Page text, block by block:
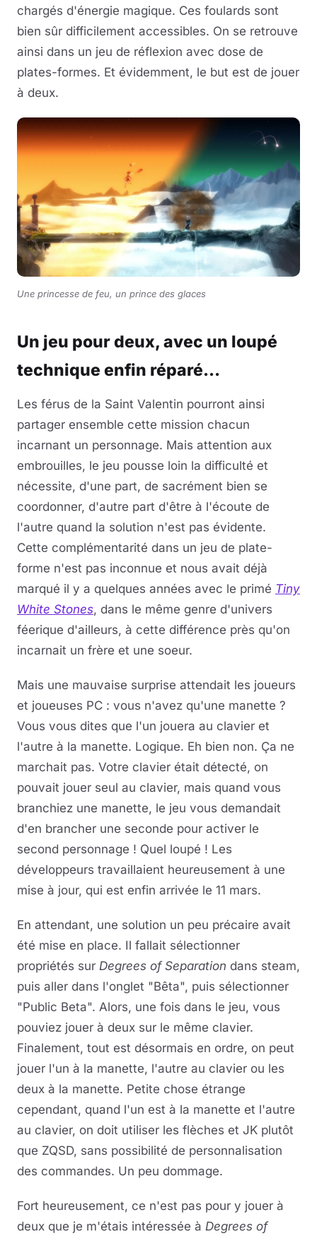
chargés d'énergie magique. Ces foulards sont
bien sûr difficilement accessibles. On se retrouve
ainsi dans un jeu de réflexion avec dose de
plates-formes. Et évidemment, le but est de jouer
à deux.
Une princesse de feu, un prince des glaces
Un jeu pour deux, avec un loupé
technique enfin réparé...
Les férus de la Saint Valentin pourront ainsi
partager ensemble cette mission chacun
incarnant un personnage. Mais attention aux
embrouilles, le jeu pousse loin la difficulté et
nécessite, d'une part, de sacrément bien se
coordonner, d'autre part d'être à l'écoute de
l'autre quand la solution n'est pas évidente.
Cette complémentarité dans un jeu de plate-
forme n'est pas inconnue et nous avait déjà
marqué il y a quelques années avec le primé Tiny
White Stones, dans le même genre d'univers
féerique d'ailleurs, à cette différence près qu'on
incarnait un frère et une soeur.
Mais une mauvaise surprise attendait les joueurs
et joueuses PC : vous n'avez qu'une manette ?
Vous vous dites que l'un jouera au clavier et
l'autre à la manette. Logique. Eh bien non. Ça ne
marchait pas. Votre clavier était détecté, on
pouvait jouer seul au clavier, mais quand vous
branchiez une manette, le jeu vous demandait
d'en brancher une seconde pour activer le
second personnage ! Quel loupé ! Les
développeurs travaillaient heureusement à une
mise à jour, qui est enfin arrivée le 11 mars.
En attendant, une solution un peu précaire avait
été mise en place. Il fallait sélectionner
propriétés sur Degrees of Separation dans steam,
puis aller dans l'onglet "Bêta", puis sélectionner
"Public Beta". Alors, une fois dans le jeu, vous
pouviez jouer à deux sur le même clavier.
Finalement, tout est désormais en ordre, on peut
jouer l'un à la manette, l'autre au clavier ou les
deux à la manette. Petite chose étrange
cependant, quand l'un est à la manette et l'autre
au clavier, on doit utiliser les flèches et JK plutôt
que ZQSD, sans possibilité de personnalisation
des commandes. Un peu dommage.
Fort heureusement, ce n'est pas pour y jouer à
deux que je m'étais intéressée à Degrees of